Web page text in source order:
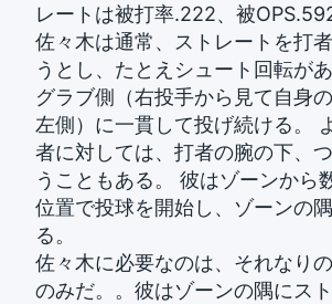
レートは被打率.222、被
佐々木は通常、ストレートを打
うとし、たとえシュート回転が
グラブ側（右投手から見て自身
左側）に一貫して投げ続ける。
者に対しては、打者の腕の下、
うこともある。 彼はゾーンから
位置で投球を開始し、ゾーンの
る。
佐々木に必要なのは、それなり
のみだ。。彼はゾーンの隅にス